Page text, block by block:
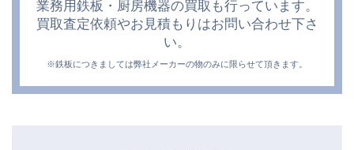
業務用鉄板・厨房機器の買取も行っています。
買取査定依頼やお見積もりはお問い合わせ下さ
い。
※鉄板につきましては弊社メーカーの物のみに限らせて頂きます。